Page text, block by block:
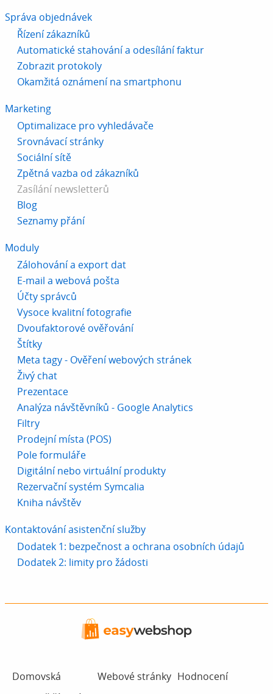
Správa objednávek
Řízení zákazníků
Automatické stahování a odesílání faktur
Zobrazit protokoly
Okamžitá oznámení na smartphonu
Marketing
Optimalizace pro vyhledávače
Srovnávací stránky
Sociální sítě
Zpětná vazba od zákazníků
Zasílání newsletterů
Blog
Seznamy přání
Moduly
Zálohování a export dat
E-mail a webová pošta
Účty správců
Vysoce kvalitní fotografie
Dvoufaktorové ověřování
Štítky
Meta tagy - Ověření webových stránek
Živý chat
Prezentace
Analýza návštěvníků - Google Analytics
Filtry
Prodejní místa (POS)
Pole formuláře
Digitální nebo virtuální produkty
Rezervační systém Symcalia
Kniha návštěv
Kontaktování asistenční služby
Dodatek 1: bezpečnost a ochrana osobních údajů
Dodatek 2: limity pro žádosti
Domovská
Webové stránky Hodnocení